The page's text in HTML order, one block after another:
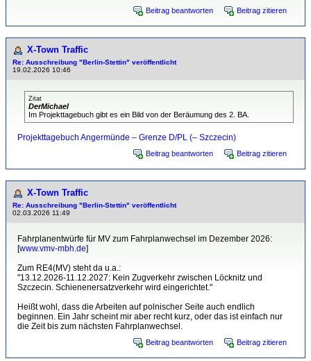
Beitrag beantworten Beitrag zitieren
X-Town Traffic
Re: Ausschreibung "Berlin-Stettin" veröffentlicht
19.02.2026 10:46
Zitat
DerMichael
Im Projekttagebuch gibt es ein Bild von der Beräumung des 2. BA.
Projekttagebuch Angermünde – Grenze D/PL (– Szczecin)
Beitrag beantworten Beitrag zitieren
X-Town Traffic
Re: Ausschreibung "Berlin-Stettin" veröffentlicht
02.03.2026 11:49
Fahrplanentwürfe für MV zum Fahrplanwechsel im Dezember 2026:
[www.vmv-mbh.de]
Zum RE4(MV) steht da u.a.:
"13.12.2026-11.12.2027: Kein Zugverkehr zwischen Löcknitz und
Szczecin. Schienenersatzverkehr wird eingerichtet."
Heißt wohl, dass die Arbeiten auf polnischer Seite auch endlich
beginnen. Ein Jahr scheint mir aber recht kurz, oder das ist einfach nur
die Zeit bis zum nächsten Fahrplanwechsel.
Beitrag beantworten Beitrag zitieren